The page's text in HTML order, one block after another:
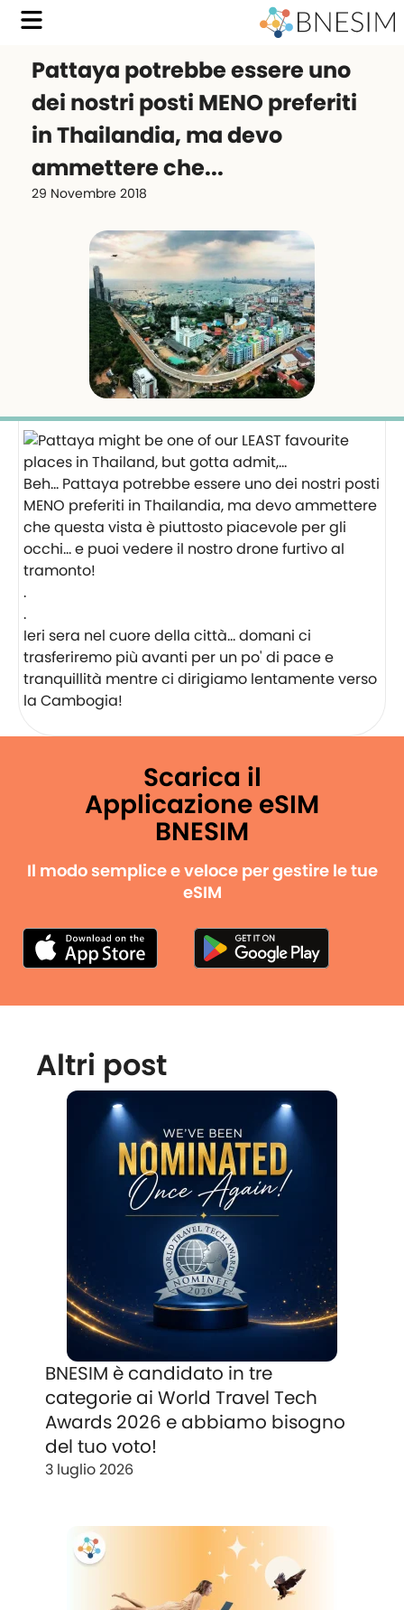
Pattaya potrebbe essere uno
dei nostri posti MENO preferiti
in Thailandia, ma devo
ammettere che...
29 Novembre 2018
Beh... Pattaya potrebbe essere uno dei nostri posti
MENO preferiti in Thailandia, ma devo ammettere
che questa vista è piuttosto piacevole per gli
occhi... e puoi vedere il nostro drone furtivo al
tramonto!
.
.
Ieri sera nel cuore della città... domani ci
trasferiremo più avanti per un po' di pace e
tranquillità mentre ci dirigiamo lentamente verso
la Cambogia!
Scarica il
Applicazione eSIM
BNESIM
Il modo semplice e veloce per gestire le tue
eSIM
Altri post
BNESIM è candidato in tre
categorie ai World Travel Tech
Awards 2026 e abbiamo bisogno
del tuo voto!
3 luglio 2026